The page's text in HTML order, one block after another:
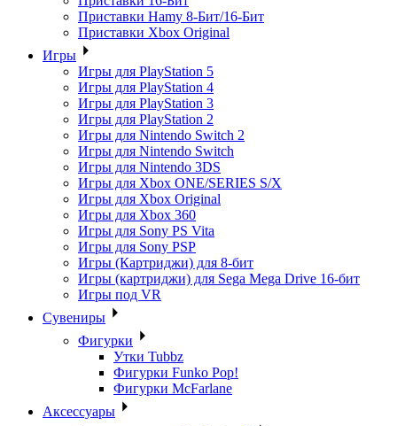
Приставки Hamy 8-Бит/16-Бит
Приставки Xbox Original
Игры
Игры для PlayStation 5
Игры для PlayStation 4
Игры для PlayStation 3
Игры для PlayStation 2
Игры для Nintendo Switch 2
Игры для Nintendo Switch
Игры для Nintendo 3DS
Игры для Xbox ONE/SERIES S/X
Игры для Xbox Original
Игры для Xbox 360
Игры для Sony PS Vita
Игры для Sony PSP
Игры (Картриджи) для 8-бит
Игры (картриджи) для Sega Mega Drive 16-бит
Игры под VR
Сувениры
Фигурки
Утки Tubbz
Фигурки Funko Pop!
Фигурки McFarlane
Аксессуары